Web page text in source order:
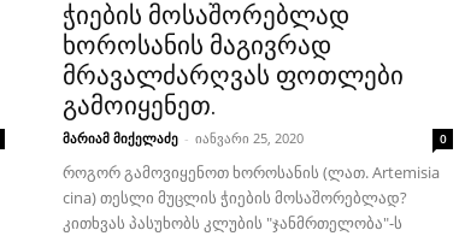
ჭიების მოსაშორებლად
ხოროსანის მაგივრად
მრავალძარღვას ფოთლები
გამოიყენეთ.
მარიამ მიქელაძე - იანვარი 25, 2020 0
როგორ გამოვიყენოთ ხოროსანის (ლათ. Artemisia
cina) თესლი მუცლის ჭიების მოსაშორებლად?
კითხვას პასუხობს კლუბის "ჯანმრთელობა"-ს